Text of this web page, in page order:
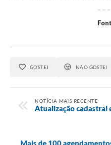
GOSTEI NÃO GOSTEI
NOTÍCIA MAIS RECENTE
Atualização cadastral
Mais de 100